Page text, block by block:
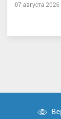
07 августа